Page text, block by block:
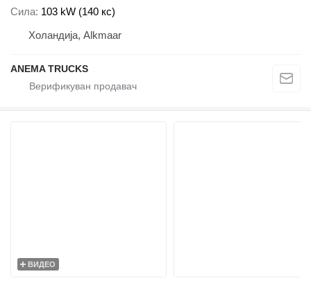
Сила 103 kW (140 кс)
Холандија, Alkmaar
ANEMA TRUCKS
ВИДЕО